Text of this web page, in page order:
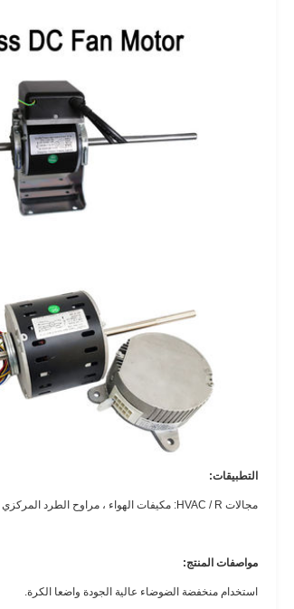
التطبيقات:
مجالات HVAC / R: مكيفات الهواء ، مراوح الطرد المركزي ، وحدة تكييف الهواء ، محطة المعالجة ، نظام حجم الهواء المتغير ، إلخ.
مواصفات المنتج:
استخدام منخفضة الضوضاء عالية الجودة واضعا الكرة.